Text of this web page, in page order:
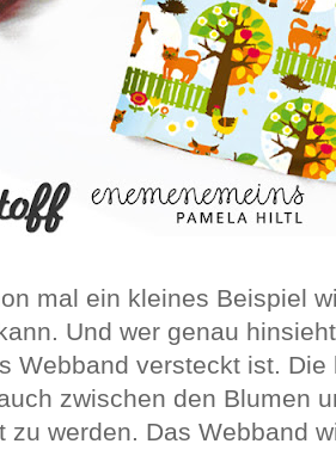
mal ein kleines Beispiel
Und wer genau
Webband versteckt ist.
zwischen den Blumen
zu werden. Das Webband